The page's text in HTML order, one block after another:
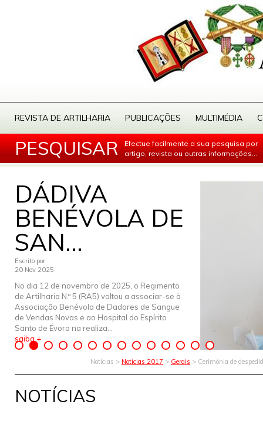
REVISTA DE ARTILHARIA PUBLICAÇÕES MULTIMÉDIA
PESQUISAR
Efectue facilmente a sua pesquisa por
artigo, revista ou outras informações...
DÁDIVA
BENÉVOLA DE
SAN...
Escrito por
20 Nov 2025
No dia 12 de novembro de 2025, o Regimento
de Artilharia N.º 5 (RA5) voltou a associar-se à
Associação Benévola de Dadores de Sangue
de Vendas Novas e ao Hospital do Espírito
Santo de Évora na realiza...
saiba +
Notícias > Notícias 2017 > Gerais > Cerimónia de
NOTÍCIAS